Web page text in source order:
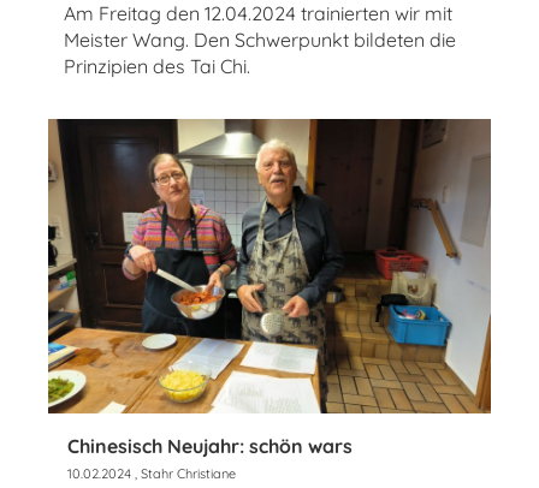
Am Freitag den 12.04.2024 trainierten wir mit
Meister Wang. Den Schwerpunkt bildeten die
Prinzipien des Tai Chi.
Chinesisch Neujahr: schön wars
10.02.2024 , Stahr Christiane